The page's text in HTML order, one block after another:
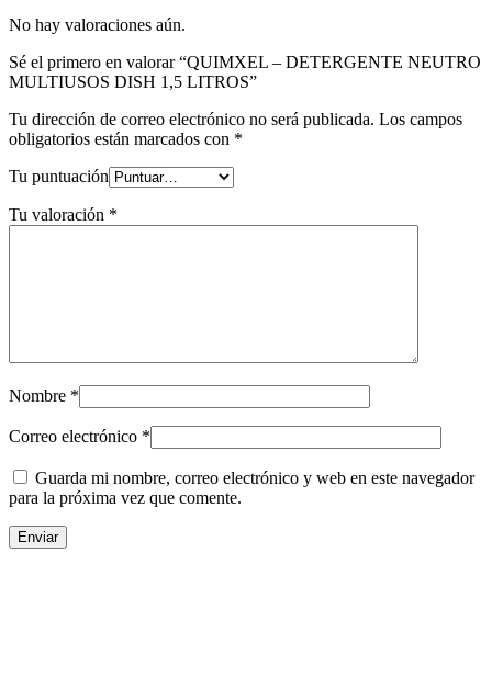
No hay valoraciones aún.
Sé el primero en valorar “QUIMXEL – DETERGENTE NEUTRO
MULTIUSOS DISH 1,5 LITROS”
Tu dirección de correo electrónico no será publicada. Los campos
obligatorios están marcados con *
Tu puntuación
Tu valoración *
Nombre *
Correo electrónico *
Guarda mi nombre, correo electrónico y web en este navegador
para la próxima vez que comente.